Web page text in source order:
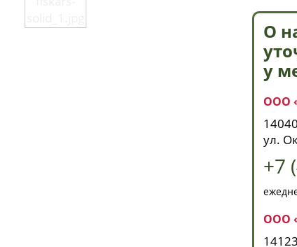
О
у
ООО
ул.
+7
ООО